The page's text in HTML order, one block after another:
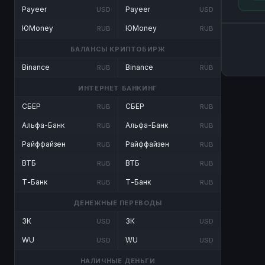
Payeer USD
ЮMoney RUB
Payeer USD
ЮMoney RUB
БАЛАНСЫ КРИПТОБИРЖ
Binance RUB Binance RUB
ИНТЕРНЕТ БАНКИНГ
СБЕР RUB
Альфа-Банк RUB
Райффайзен RUB
ВТБ RUB
Т-Банк RUB
СБЕР RUB
Альфа-Банк RUB
Райффайзен RUB
ВТБ RUB
Т-Банк RUB
ДЕНЕЖНЫЕ ПЕРЕВОДЫ
ЗК USD
WU USD
ЗК USD
WU USD
НАЛИЧНЫЕ ДЕНЬГИ